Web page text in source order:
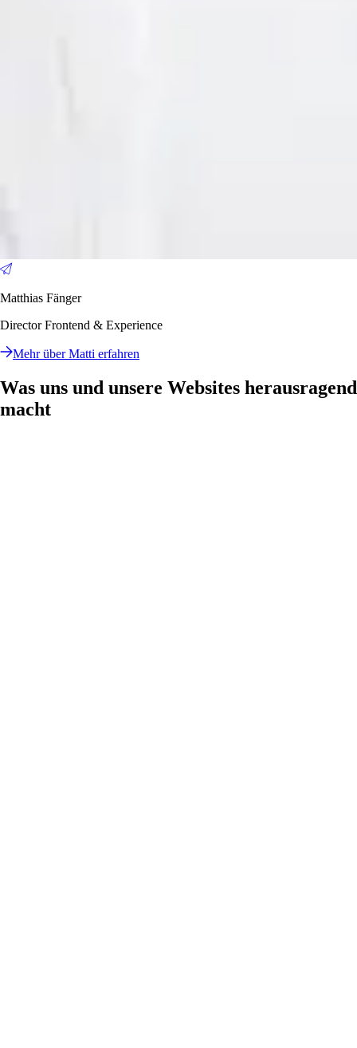
Matthias Fänger
Director Frontend & Experience
Mehr über Matti erfahren
Was uns und unsere Websites herausragend
macht